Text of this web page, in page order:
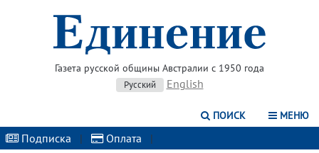
Газета русской общины Австралии с 1950 года
Русский English
ПОИСК МЕНЮ
Подписка | Оплата |